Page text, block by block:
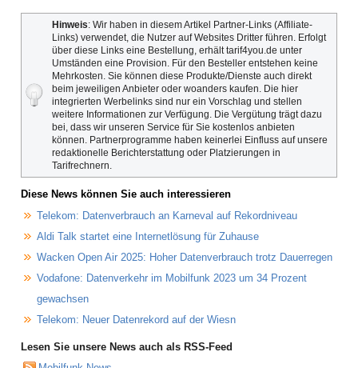
Hinweis: Wir haben in diesem Artikel Partner-Links (Affiliate-
Links) verwendet, die Nutzer auf Websites Dritter führen. Erfolgt
über diese Links eine Bestellung, erhält tarif4you.de unter
Umständen eine Provision. Für den Besteller entstehen keine
Mehrkosten. Sie können diese Produkte/Dienste auch direkt
beim jeweiligen Anbieter oder woanders kaufen. Die hier
integrierten Werbelinks sind nur ein Vorschlag und stellen
weitere Informationen zur Verfügung. Die Vergütung trägt dazu
bei, dass wir unseren Service für Sie kostenlos anbieten
können. Partnerprogramme haben keinerlei Einfluss auf unsere
redaktionelle Berichterstattung oder Platzierungen in
Tarifrechnern.
Diese News können Sie auch interessieren
Telekom: Datenverbrauch an Karneval auf Rekordniveau
Aldi Talk startet eine Internetlösung für Zuhause
Wacken Open Air 2025: Hoher Datenverbrauch trotz Dauerregen
Vodafone: Datenverkehr im Mobilfunk 2023 um 34 Prozent
gewachsen
Telekom: Neuer Datenrekord auf der Wiesn
Lesen Sie unsere News auch als RSS-Feed